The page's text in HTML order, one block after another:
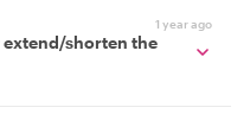
1 year ago
extend/shorten the